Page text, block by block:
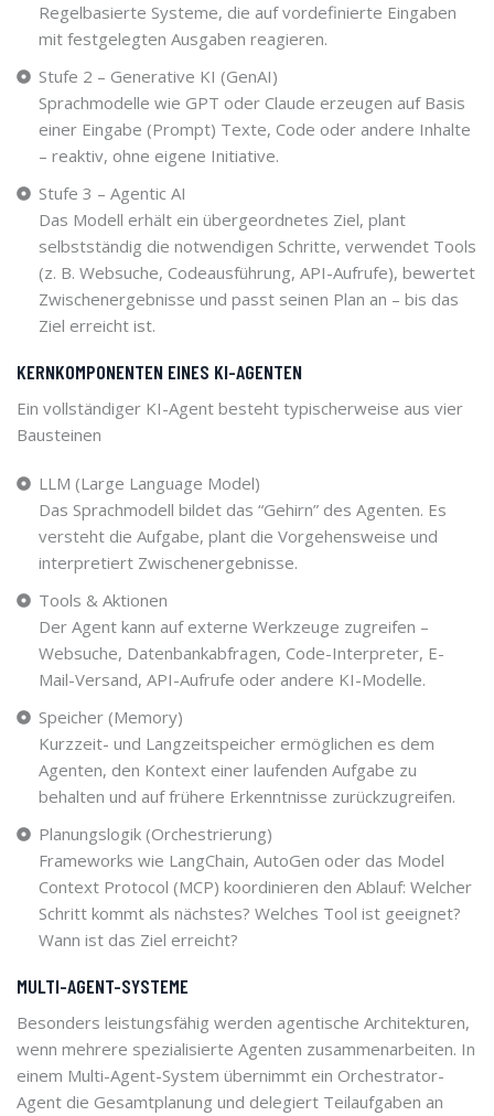
Regelbasierte Systeme, die auf vordefinierte Eingaben
mit festgelegten Ausgaben reagieren.
Stufe 2 – Generative KI (GenAI)
Sprachmodelle wie GPT oder Claude erzeugen auf Basis
einer Eingabe (Prompt) Texte, Code oder andere Inhalte
– reaktiv, ohne eigene Initiative.
Stufe 3 – Agentic AI
Das Modell erhält ein übergeordnetes Ziel, plant
selbstständig die notwendigen Schritte, verwendet Tools
(z. B. Websuche, Codeausführung, API-Aufrufe), bewertet
Zwischenergebnisse und passt seinen Plan an – bis das
Ziel erreicht ist.
KERNKOMPONENTEN EINES KI-AGENTEN
Ein vollständiger KI-Agent besteht typischerweise aus vier
Bausteinen
LLM (Large Language Model)
Das Sprachmodell bildet das “Gehirn” des Agenten. Es
versteht die Aufgabe, plant die Vorgehensweise und
interpretiert Zwischenergebnisse.
Tools & Aktionen
Der Agent kann auf externe Werkzeuge zugreifen –
Websuche, Datenbankabfragen, Code-Interpreter, E-
Mail-Versand, API-Aufrufe oder andere KI-Modelle.
Speicher (Memory)
Kurzzeit- und Langzeitspeicher ermöglichen es dem
Agenten, den Kontext einer laufenden Aufgabe zu
behalten und auf frühere Erkenntnisse zurückzugreifen.
Planungslogik (Orchestrierung)
Frameworks wie LangChain, AutoGen oder das Model
Context Protocol (MCP) koordinieren den Ablauf: Welcher
Schritt kommt als nächstes? Welches Tool ist geeignet?
Wann ist das Ziel erreicht?
MULTI-AGENT-SYSTEME
Besonders leistungsfähig werden agentische Architekturen,
wenn mehrere spezialisierte Agenten zusammenarbeiten. In
einem Multi-Agent-System übernimmt ein Orchestrator-
Agent die Gesamtplanung und delegiert Teilaufgaben an